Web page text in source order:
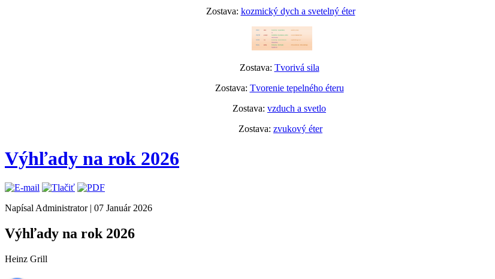
Zostava: kozmický dych a svetelný éter
Zostava: Tvorivá sila
Zostava: Tvorenie tepelného éteru
Zostava: vzduch a svetlo
Zostava: zvukový éter
Výhľady na rok 2026
Napísal Administrator | 07 Január 2026
Výhľady na rok 2026
Heinz Grill